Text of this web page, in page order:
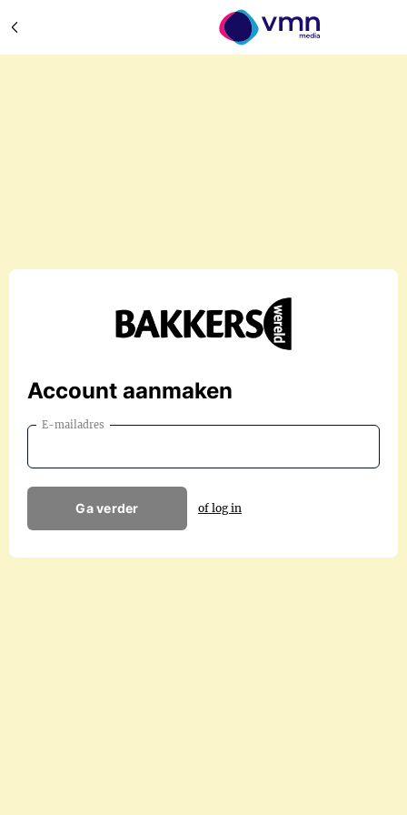
Account aanmaken
E-mailadres
Ga verder of log in